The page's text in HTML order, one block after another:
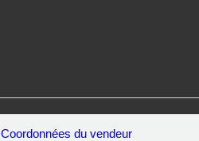
Coordonnées du vendeur